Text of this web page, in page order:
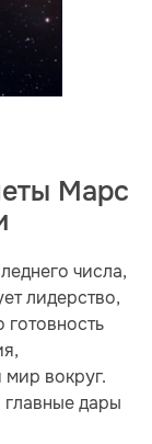
Марс
числа,
лидерство,
вокруг.
дары